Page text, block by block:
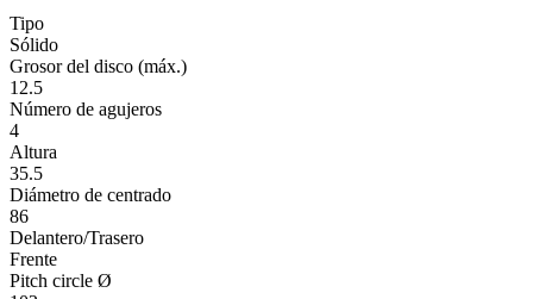
Tipo
Sólido
Grosor del disco (máx.)
12.5
Número de agujeros
4
Altura
35.5
Diámetro de centrado
86
Delantero/Trasero
Frente
Pitch circle Ø